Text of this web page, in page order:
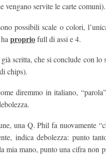
servite le carte comuni).
possibili scale o colori,
propriofull di assi e 4.
scritta, che si conclude con
chips).
diremmo in italiano,
una Q. Phil fa nuovamente
indica debolezza: punto
mia mano, punto una cifra